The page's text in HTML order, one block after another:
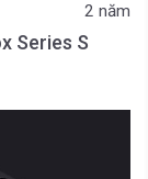
2 năm
Series S